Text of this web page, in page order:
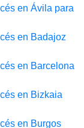
en Ávila para
en Badajoz
en Barcelona
en Bizkaia
en Burgos